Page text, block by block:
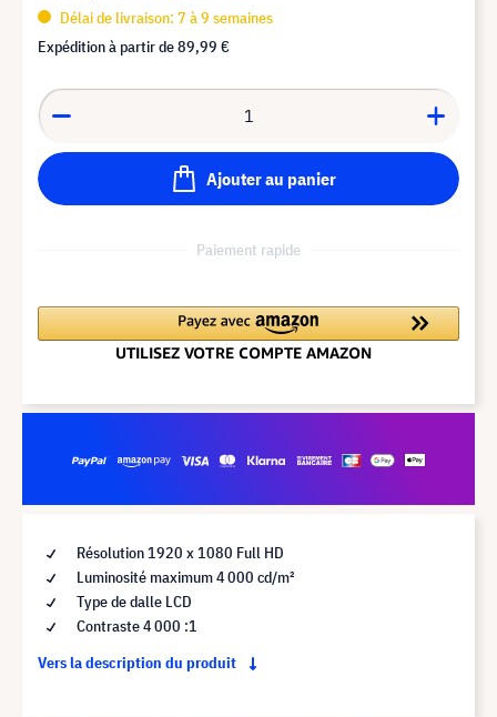
Délai de livraison: 7 à 9 semaines
Expédition à partir de89,99 €
Ajouter au panier
Paiement rapide
Résolution 1920 x 1080 Full HD
Luminosité maximum 4 000 cd/m²
Type de dalle LCD
Contraste 4 000 :1
Vers la description du produit